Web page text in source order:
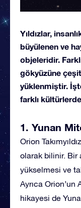
Yıldızlar,
büyülenen ve
objeleridir.
gökyüzüne
yüklenmiştir.
farklı
1. Yunan
Orion
olarak bilinir. Bir
yükselmesi ve
Ayrıca Orion’un
hikayesi de